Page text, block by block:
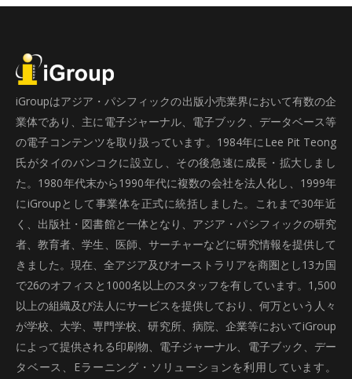
iGroupはアジア・パシフィックの出版小売業界において有数の企
業体であり、主に電子ジャーナル、電子ブック、データベース等
の電子コンテンツを取り扱っています。1984年にLee Pit Teong
氏がタイのバンコクに設立し、その後急速に成長・拡大しまし
た。1980年代末から1990年代に複数の会社を法人化し、1999年
にiGroupとして事業体を正式に統括しました。これまで30年近
く、出版社・図書館と一体となり、アジア・パシフィックの研究
者、教育者、学生、医師、サーチャーなどに研究情報を提供して
きました。現在、全アジア及びオーストラリアを商圏とし13カ国
で26のオフィスと1000名以上のスタッフを有しています。1,500
以上の組織及び法人にサービスを提供しており、何万という人々
が学校、大学、専門学校、研究所、病院、企業等においてiGroup
によって提供される印刷物、電子ジャーナル、電子ブック、デー
タベース、Eラーニング・ソリューションを利用しています。